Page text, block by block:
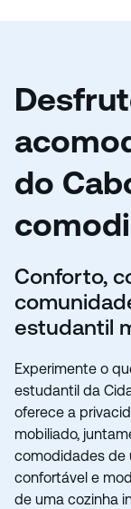
do
Conforto,
estudantil
Experimente o
estudantil da
oferece a
mobiliado,
comodidades de
confortável e
de uma cozinha